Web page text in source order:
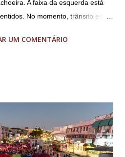
os crimes de tentativa de
Democrático de Direito, golpe de
A faixa da esquerda está
No momento, trânsito está
*Por Sebastião Filho
UM COMENTÁRIO